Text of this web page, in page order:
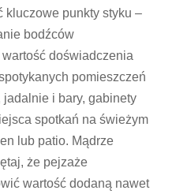
kluczowe punkty styku –
bodźców
doświadczenia
pomieszczeń
i bary, gabinety
spotkań na świeżym
lub patio. Mądrze
że pejzaże
wartość dodaną nawet